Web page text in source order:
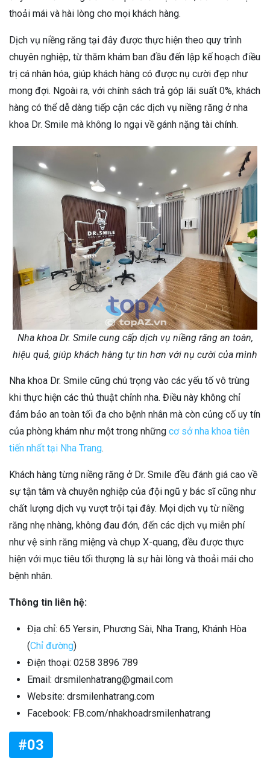
thoải mái và hài lòng cho mọi khách hàng.
Dịch vụ niềng răng tại đây được thực hiện theo quy trình
chuyên nghiệp, từ thăm khám ban đầu đến lập kế hoạch điều
trị cá nhân hóa, giúp khách hàng có được nụ cười đẹp như
mong đợi. Ngoài ra, với chính sách trả góp lãi suất 0%, khách
hàng có thể dễ dàng tiếp cận các dịch vụ niềng răng ở nha
khoa Dr. Smile mà không lo ngại về gánh nặng tài chính.
Nha khoa Dr. Smile cung cấp dịch vụ niềng răng an toàn,
hiệu quả, giúp khách hàng tự tin hơn với nụ cười của mình
Nha khoa Dr. Smile cũng chú trọng vào các yếu tố vô trùng
khi thực hiện các thủ thuật chỉnh nha. Điều này không chỉ
đảm bảo an toàn tối đa cho bệnh nhân mà còn củng cố uy tín
của phòng khám như một trong những cơ sở nha khoa tiên
tiến nhất tại Nha Trang.
Khách hàng từng niềng răng ở Dr. Smile đều đánh giá cao về
sự tận tâm và chuyên nghiệp của đội ngũ y bác sĩ cũng như
chất lượng dịch vụ vượt trội tại đây. Mọi dịch vụ từ niềng
răng nhẹ nhàng, không đau đớn, đến các dịch vụ miễn phí
như vệ sinh răng miệng và chụp X-quang, đều được thực
hiện với mục tiêu tối thượng là sự hài lòng và thoải mái cho
bệnh nhân.
Thông tin liên hệ:
Địa chỉ: 65 Yersin, Phương Sài, Nha Trang, Khánh Hòa
(Chỉ đường)
Điện thoại: 0258 3896 789
Email: drsmilenhatrang@gmail.com
Website: drsmilenhatrang.com
Facebook: FB.com/nhakhoadrsmilenhatrang
#03